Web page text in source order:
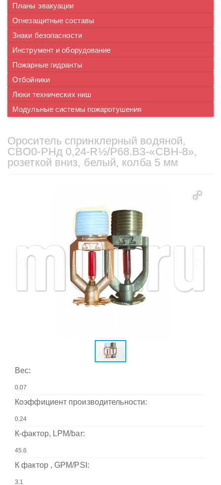
Планы эвакуации
Огнезащитные составы
Знаки безопасности
Инструмент и оборудование
Пожарные гидранты
Отбойники
Люки технических ниш
Модульные системы пожаротушения
Ороситель спринклерный водяной,
CBO0-PНд 0,24-R½/P68.B3-«CBН-8»,
розеткой вниз, белый, колба 5 мм
Вес:
Коэффициент производительности:
К-фактор, LPM/bar:
К фактор , GPM/PSI: